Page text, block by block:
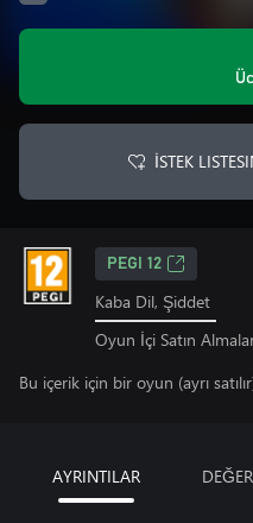
İSTEK
PEGI 12
Kaba Dil, Şiddet
Oyun İçi Satın
Bu içerik için bir oyun (ayrı
AYRINTILAR